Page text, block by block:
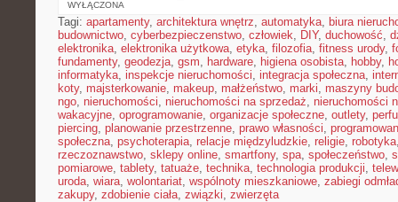
WYŁĄCZONA
Tagi: apartamenty, architektura wnętrz, automatyka, biura
budownictwo, cyberbezpieczenstwo, człowiek, DIY, duchowość,
elektronika, elektronika użytkowa, etyka, filozofia, fitness urody,
fundamenty, geodezja, gsm, hardware, higiena osobista, hobby,
informatyka, inspekcje nieruchomości, integracja społeczna,
koty, majsterkowanie, makeup, małżeństwo, marki, maszyny
ngo, nieruchomości, nieruchomości na sprzedaż, nieruchomości
wakacyjne, oprogramowanie, organizacje społeczne, outlety,
piercing, planowanie przestrzenne, prawo własności,
społeczna, psychoterapia, relacje międzyludzkie, religie, robotyka
rzeczoznawstwo, sklepy online, smartfony, spa, społeczeństwo,
pomiarowe, tablety, tatuaże, technika, technologia produkcji,
uroda, wiara, wolontariat, wspólnoty mieszkaniowe, zabiegi
zakupy, zdobienie ciała, związki, zwierzęta